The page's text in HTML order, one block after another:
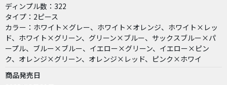
ディンプル数：322
タイプ：2ピース
カラー：ホワイト×グレー、ホワイト×オレンジ、ホワイト×レッ
ド、ホワイト×グリーン、グリーン×ブルー、サックスブルー×パ
ープル、ブルー×ブルー、イエロー×グリーン、イエロー×ピン
ク、オレンジ×グリーン、オレンジ×レッド、ピンク×ホワイ
商品発売日